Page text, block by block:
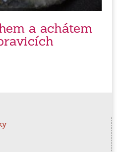
a achátem